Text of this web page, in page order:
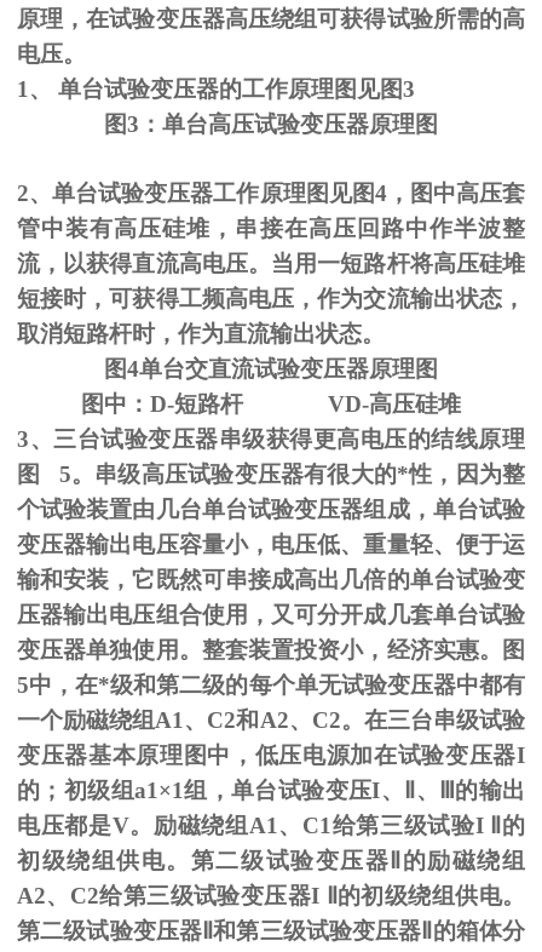
原理，在试验变压器高压绕组可获得试验所需的高
电压。
1、 单台试验变压器的工作原理图见图3
图3 ：单台高压试验变压器原理图
2、单台试验变压器工作原理图见图4 ，图中高压套
管中装有高压硅堆，串接在高压回路中作半波整
流，以获得直流高电压。当用一短路杆将高压硅堆
短接时，可获得工频高电压，作为交流输出状态，
取消短路杆时，作为直流输出状态。
图4单台交直流试验变压器原理图
图中： D-短路杆 VD-高压硅堆
3、三台试验变压器串级获得更高电压的结线原理
图 5。串级高压试验变压器有很大的*性，因为整
个试验装置由几台单台试验变压器组成，单台试验
变压器输出电压容量小，电压低、重量轻、便于运
输和安装，它既然可串接成高出几倍的单台试验变
压器输出电压组合使用，又可分开成几套单台试验
变压器单独使用。整套装置投资小，经济实惠。图
5中，在*级和第二级的每个单无试验变压器中都有
一个励磁绕组 A1 、 C2和 A2、 C2。在三台串级试验
变压器基本原理图中，低压电源加在试验变压器I
的；初级组a1×1组，单台试验变压I、 、
的输出
电压都是V。励磁绕组 A1 、 C1给第三级试验I
Ⅱ的
初级绕组供电。第二级试验变压器Ⅱ的励磁绕组
A2、C2给第三级试验变压器I Ⅱ的初级绕组供电。
第二级试验变压器Ⅱ和第三级试验变压器Ⅱ的箱体分